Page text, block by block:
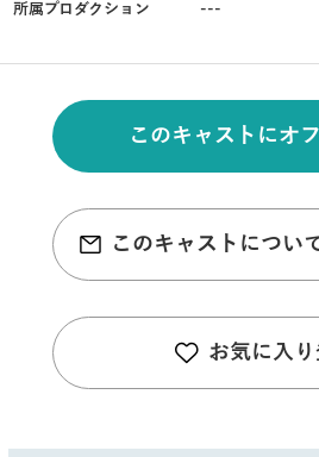
所属プロダクション ---
このキャストにオ
このキャストについ
お気に入